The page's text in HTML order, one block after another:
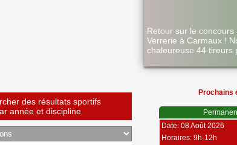
Retour sur le
Verrerie à Carmaux !
chaleureuse 44 tireurs
des résultats sportifs
année et discipline
Prochains
Date: 08 Août 2026
Horaires: 9h-12h